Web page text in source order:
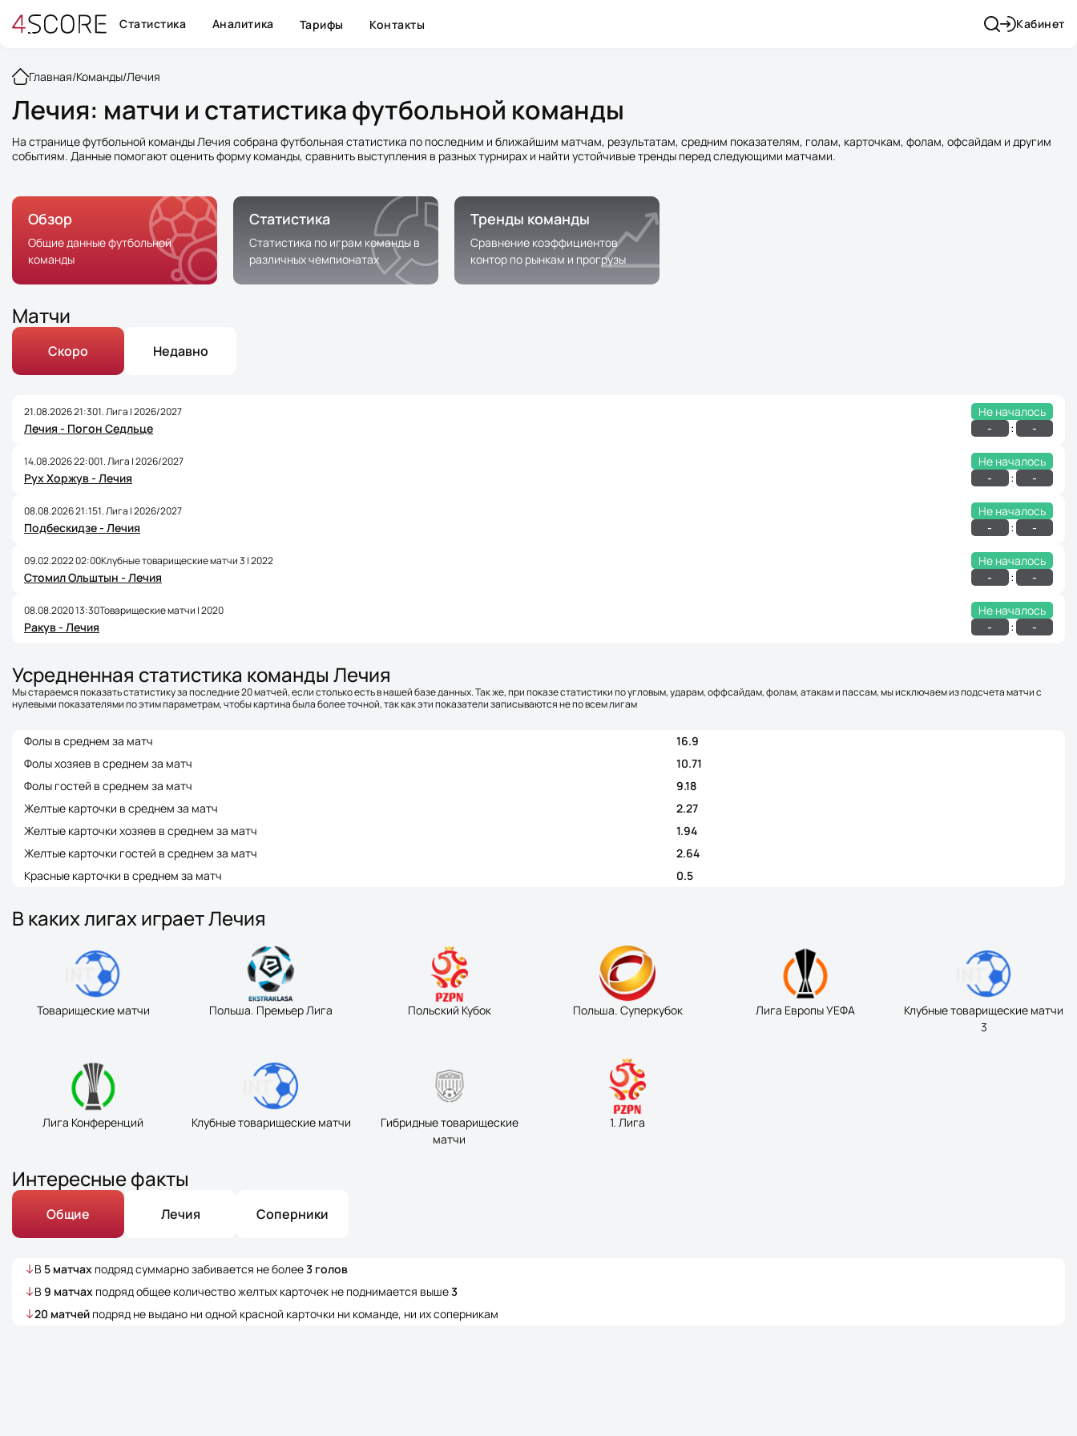
Статистика Аналитика Тарифы Контакты Кабинет
Главная/Команды/Лечия
Лечия: матчи и статистика футбольной команды
На странице футбольной команды Лечия собрана футбольная статистика по последним и ближайшим матчам, результатам, средним показателям, голам, карточкам, фолам, офсайдам и другим
событиям. Данные помогают оценить форму команды, сравнить выступления в разных турнирах и найти устойчивые тренды перед следующими матчами.
Обзор
Общие данные футбольной
команды
Статистика
Статистика по играм команды в
различных чемпионатах
Тренды команды
Сравнение коэффициентов
контор по рынкам и прогрузы
Матчи
Скоро Недавно
21.08.2026 21:301. Лига | 2026/2027
Не началось
Лечия - Погон Седльце
- : -
14.08.2026 22:001. Лига | 2026/2027
Не началось
Рух Хоржув - Лечия
- : -
08.08.2026 21:151. Лига | 2026/2027
Не началось
Подбескидзе - Лечия
- : -
09.02.2022 02:00Клубные товарищеские матчи 3 | 2022
Не началось
Стомил Ольштын - Лечия
- : -
08.08.2020 13:30Товарищеские матчи | 2020
Не началось
Ракув - Лечия
- : -
Усредненная статистика команды Лечия
Мы стараемся показать статистику за последние 20 матчей, если столько есть в нашей базе данных. Так же, при показе статистики по угловым, ударам, оффсайдам, фолам, атакам и пассам, мы исключаем из подсчета матчи с
нулевыми показателями по этим параметрам, чтобы картина была более точной, так как эти показатели записываются не по всем лигам
Фолы в среднем за матч
16.9
Фолы хозяев в среднем за матч
10.71
Фолы гостей в среднем за матч
9.18
Желтые карточки в среднем за матч
2.27
Желтые карточки хозяев в среднем за матч
1.94
Желтые карточки гостей в среднем за матч
2.64
Красные карточки в среднем за матч
0.5
В каких лигах играет Лечия
Товарищеские матчи Польша. Премьер Лига Польский Кубок Польша. Суперкубок Лига Европы УЕФА
Клубные товарищеские матчи
3
Лига Конференций Клубные товарищеские матчи
Гибридные товарищеские
матчи
1. Лига
Интересные факты
Общие Лечия Соперники
В 5 матчах подряд суммарно забивается не более3 голов
В9 матчах подряд общее количество желтых карточек не поднимается выше3
20 матчей подряд не выдано ни одной красной карточки ни команде, ни их соперникам